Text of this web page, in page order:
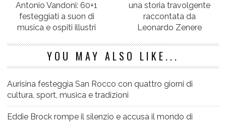
Antonio Vandoni: 60+1
festeggiati a suon di
musica e ospiti illustri
una storia travolgente
raccontata da
Leonardo Zenere
YOU MAY ALSO LIKE...
Aurisina festeggia San Rocco con quattro giorni di
cultura, sport, musica e tradizioni
Eddie Brock rompe il silenzio e accusa il mondo di